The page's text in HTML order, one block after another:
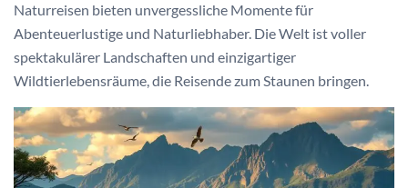
Naturreisen bieten unvergessliche Momente für
Abenteuerlustige und Naturliebhaber. Die Welt ist voller
spektakulärer Landschaften und einzigartiger
Wildtierlebensräume, die Reisende zum Staunen bringen.